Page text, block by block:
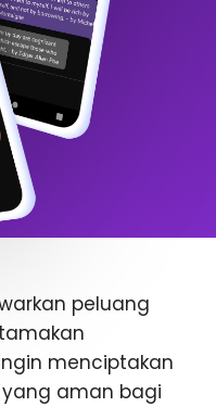
peluang
menciptakan
aman bagi